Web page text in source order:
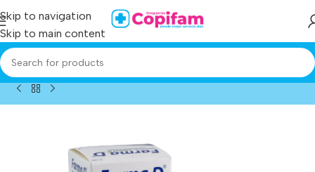
Skip to navigation
Skip to main content
Home / Producto/farma d vit.d3 5000 ui 30 capsulas